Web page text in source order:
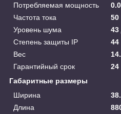
Потребляемая мощность
Частота тока
50
Уровень шума
Степень защиты IP
44
Вес
Гарантийный срок
24
Габаритные размеры
Ширина
Длина